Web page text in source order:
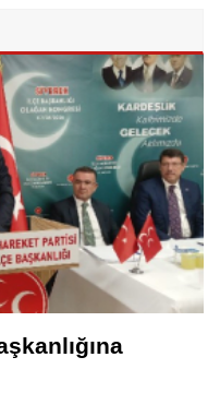
SAHİPSİZ Mİ?